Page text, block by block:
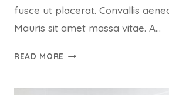
fusce ut placerat. Convallis
Mauris sit amet massa vitae. A…
READ MORE